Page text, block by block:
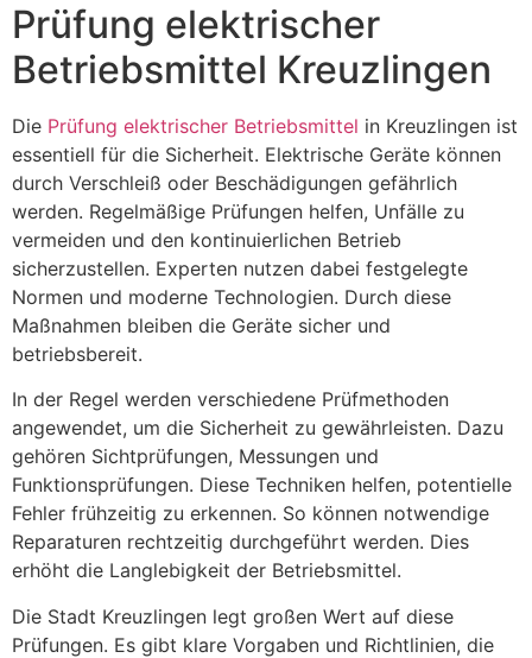
Prüfung elektrischer
Betriebsmittel Kreuzlingen
Die Prüfung elektrischer Betriebsmittel in Kreuzlingen ist
essentiell für die Sicherheit. Elektrische Geräte können
durch Verschleiß oder Beschädigungen gefährlich
werden. Regelmäßige Prüfungen helfen, Unfälle zu
vermeiden und den kontinuierlichen Betrieb
sicherzustellen. Experten nutzen dabei festgelegte
Normen und moderne Technologien. Durch diese
Maßnahmen bleiben die Geräte sicher und
betriebsbereit.
In der Regel werden verschiedene Prüfmethoden
angewendet, um die Sicherheit zu gewährleisten. Dazu
gehören Sichtprüfungen, Messungen und
Funktionsprüfungen. Diese Techniken helfen, potentielle
Fehler frühzeitig zu erkennen. So können notwendige
Reparaturen rechtzeitig durchgeführt werden. Dies
erhöht die Langlebigkeit der Betriebsmittel.
Die Stadt Kreuzlingen legt großen Wert auf diese
Prüfungen. Es gibt klare Vorgaben und Richtlinien, die